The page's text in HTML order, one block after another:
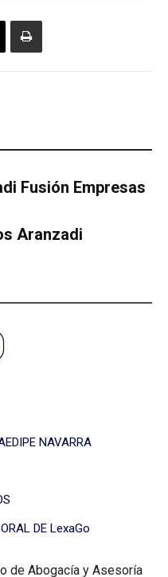
Fusión Empresas
Aranzadi
NAVARRA
DE LexaGo
de Abogacía y Asesoría